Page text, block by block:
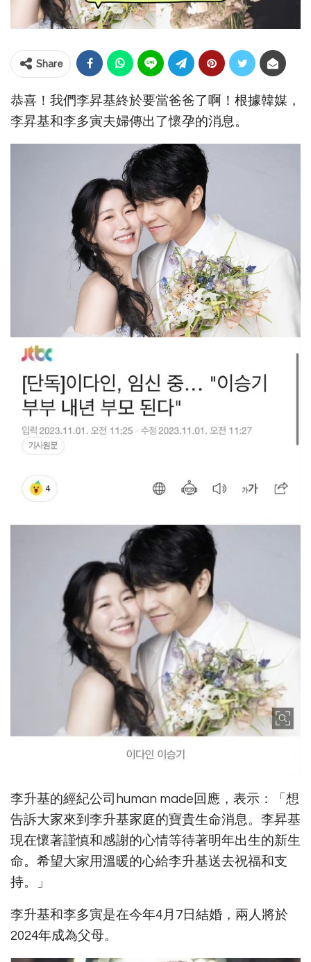
Share
恭喜！我們李昇基終於要當爸爸了啊！根據韓媒，
李昇基和李多寅夫婦傳出了懷孕的消息。
李升基的經紀公司human made回應，表示：「想
告訴大家來到李升基家庭的寶貴生命消息。李昇基
現在懷著謹慎和感謝的心情等待著明年出生的新生
命。希望大家用溫暖的心給李升基送去祝福和支
持。」
李升基和李多寅是在今年4月7日結婚，兩人將於
2024年成為父母。